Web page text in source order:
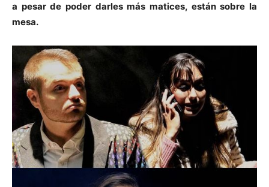
a pesar de poder darles más matices, están sobre la
mesa.